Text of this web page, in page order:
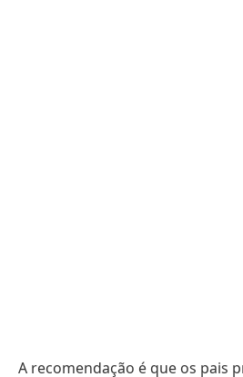
A recomendação é que os pais